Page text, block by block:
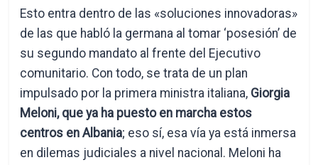
Esto entra dentro de las «soluciones innovadoras»
de las que habló la germana al tomar ‘posesión’ de
su segundo mandato al frente del Ejecutivo
comunitario. Con todo, se trata de un plan
impulsado por la primera ministra italiana, Giorgia
Meloni, que ya ha puesto en marcha estos
centros en Albania; eso sí, esa vía ya está inmersa
en dilemas judiciales a nivel nacional. Meloni ha